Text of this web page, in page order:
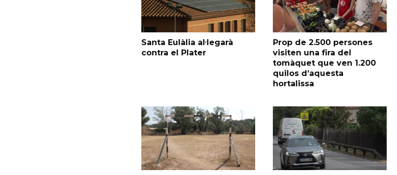
Santa Eulàlia al·legarà
contra el Plater
Prop de 2.500 persones
visiten una fira del
tomàquet que ven 1.200
quilos d’aquesta
hortalissa